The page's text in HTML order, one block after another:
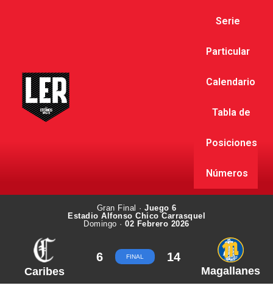
Serie
Particular
Calendario
Tabla de
Posiciones
Números
Gran Final · Juego 6
Estadio Alfonso Chico Carrasquel
Domingo ·02 Febrero 2026
Caribes
6 FINAL 14
Magallanes